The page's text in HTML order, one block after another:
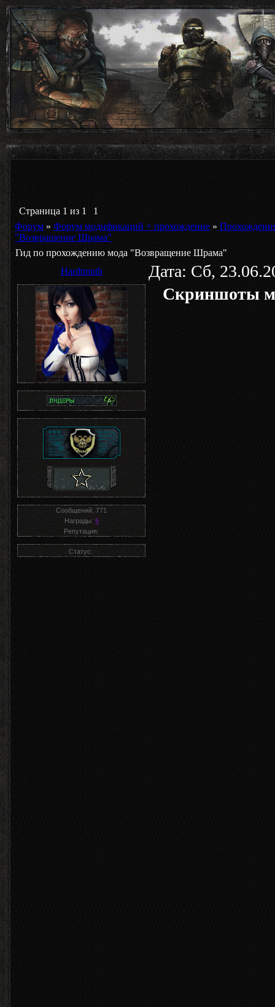
Страница 1 из 1
1
Форум » Форум модификаций + прохождение »
"Возвращение Шрама"
Гид по прохождению мода "Возвращение Шрама"
Hardtmuth
Дата: Сб,
Сообщений: 771
Награды: 5
Репутация:
Статус:
Скриншоты